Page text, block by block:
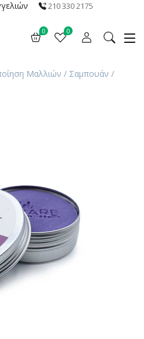
210 330 2175
0 0
Μαλλιών / Σαμπουάν /